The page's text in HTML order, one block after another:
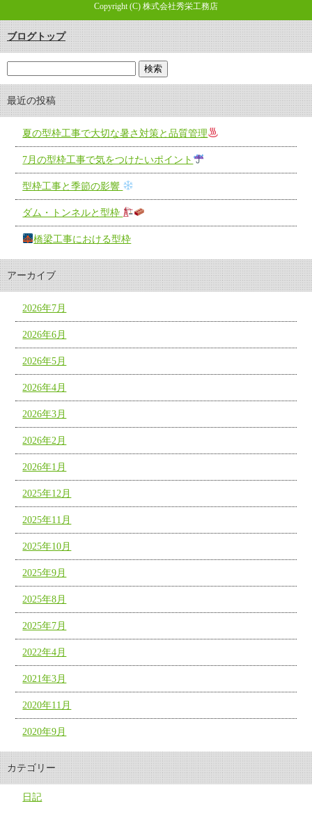
Copyright (C) 株式会社秀栄工務店
ブログトップ
最近の投稿
夏の型枠工事で大切な暑さ対策と品質管理
7月の型枠工事で気をつけたいポイント
型枠工事と季節の影響
ダム・トンネルと型枠
橋梁工事における型枠
アーカイブ
2026年7月
2026年6月
2026年5月
2026年4月
2026年3月
2026年2月
2026年1月
2025年12月
2025年11月
2025年10月
2025年9月
2025年8月
2025年7月
2022年4月
2021年3月
2020年11月
2020年9月
カテゴリー
日記